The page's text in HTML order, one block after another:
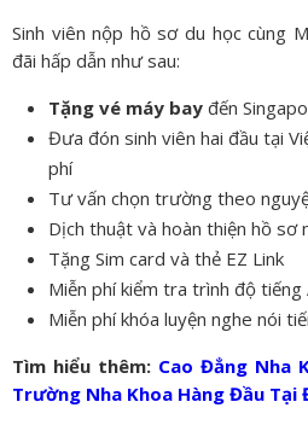
Sinh viên nộp hồ sơ du học cùng
đãi hấp dẫn như sau:
Tặng vé máy bay đến
Đưa đón sinh viên hai đầu tại
phí
Tư vấn chọn trường theo
Dịch thuật và hoàn thiện hồ sơ
Tặng Sim card và thẻ EZ Link
Miễn phí kiểm tra trình độ tiếng
Miễn phí khóa luyện nghe nói
Tìm hiểu thêm: Cao Đẳng Nha
Trường Nha Khoa Hàng Đầu Tại